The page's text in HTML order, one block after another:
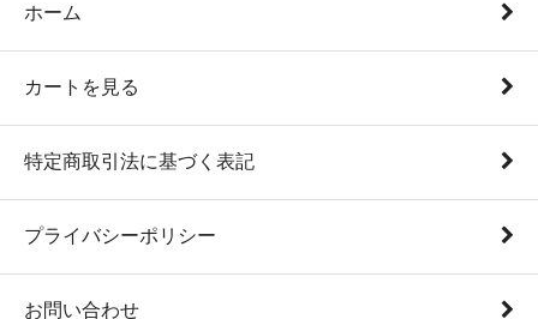
ホーム
カートを見る
特定商取引法に基づく表記
プライバシーポリシー
お問い合わせ